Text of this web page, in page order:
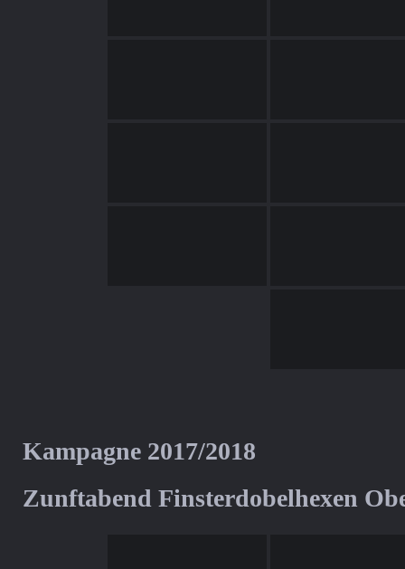
Kampagne 2017/2018
Zunftabend Finsterdobelhexen